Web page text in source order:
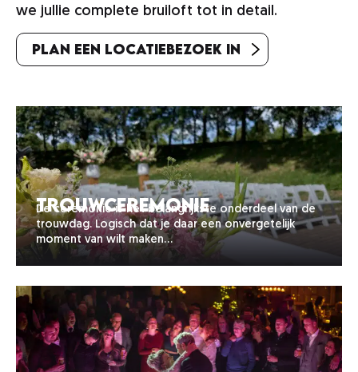
we jullie complete bruiloft tot in detail.
Plan een locatiebezoek in
Trouwceremonie
De ceremonie is het belangrijkste onderdeel van de
trouwdag. Logisch dat je daar een onvergetelijk
moment van wilt maken…